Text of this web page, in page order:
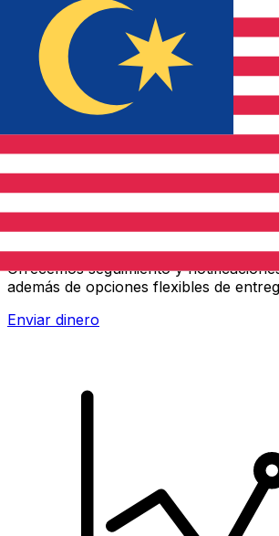
Transferencias de dinero
Envíe dinero en línea de forma rápida,
Ofrecemos seguimiento y
además de opciones flexibles de
Enviar dinero